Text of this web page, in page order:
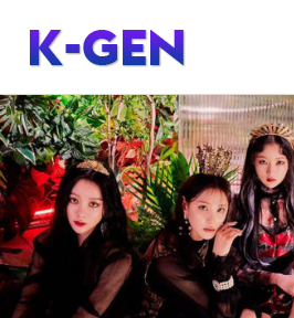
contenu
principal
K-GEN